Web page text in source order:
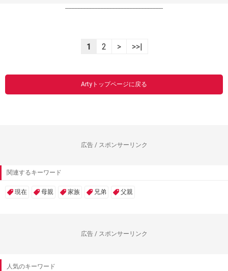
----------------------------------------------------------------
1 2 > >>|
Artyトップページに戻る
広告 / スポンサーリンク
関連するキーワード
現在 母親 家族 兄弟 父親
広告 / スポンサーリンク
人気のキーワード